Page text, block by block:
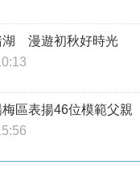
湖 漫遊初秋好時光
區表揚46位模範父親